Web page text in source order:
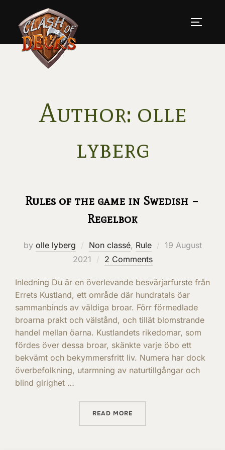
content
Author: olle
lyberg
Rules of the game in Swedish –
Regelbok
by olle lyberg Non classé, Rule
Posted
19 August
2021
2 Comments
Inledning Du är en överlevande besvärjarfurste från
Errets Kustland, ett område där hundratals öar
sammanbinds av väldiga broar. Förr förmedlade
broarna prakt och välstånd, och tillät blomstrande
handel mellan öarna. Kustlandets rikedomar, som
fördes över dessa broar, skänkte varje öbo ett
bekvämt och bekymmersfritt liv. Numera har dock
överbefolkning, utarmning av naturtillgångar och
blind girighet …
READ MORE